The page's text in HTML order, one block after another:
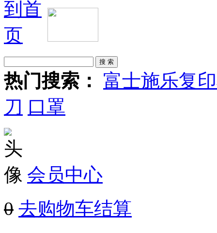
热门搜索：
富士施乐复
刀 口罩
会员中心
0 去购物车结算